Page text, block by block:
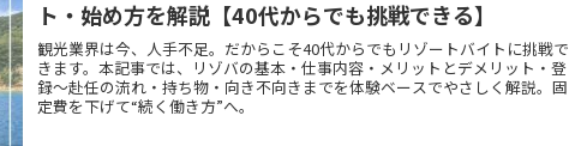
ト・始め方を解説【40代からでも挑戦できる】
観光業界は今、人手不足。だからこそ40代からでもリゾートバイトに挑戦で
きます。本記事では、リゾバの基本・仕事内容・メリットとデメリット・登
録〜赴任の流れ・持ち物・向き不向きまでを体験ベースでやさしく解説。固
定費を下げて“続く働き方”へ。